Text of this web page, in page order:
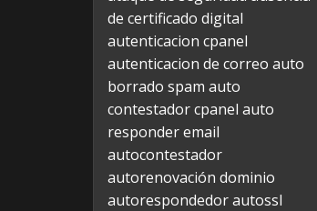
de certificado digital
autenticacion cpanel
autenticacion de correo auto
borrado spam auto
contestador cpanel auto
responder email
autocontestador
autorenovación dominio
autorespondedorautossl